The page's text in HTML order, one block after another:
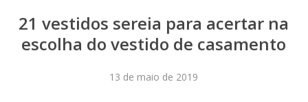
21 vestidos sereia para acertar na
escolha do vestido de casamento
13 de maio de 2019